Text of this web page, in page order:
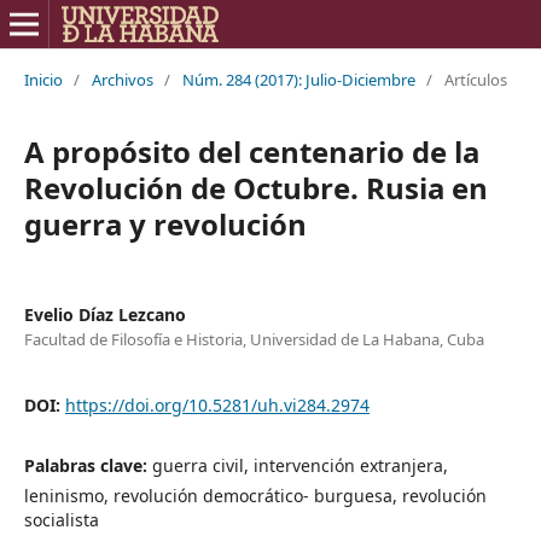
Inicio / Archivos / Núm. 284 (2017): Julio-Diciembre / Artículos
A propósito del centenario de la
Revolución de Octubre. Rusia en
guerra y revolución
Evelio Díaz Lezcano
Facultad de Filosofía e Historia, Universidad de La Habana, Cuba
DOI: https://doi.org/10.5281/uh.vi284.2974
Palabras clave: guerra civil, intervención extranjera,
leninismo, revolución democrático- burguesa, revolución
socialista